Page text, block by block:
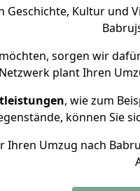
Geschichte, Kultur und
sorgen wir
plant Ihren
, wie zum
können Sie
Ihren Umzug nach